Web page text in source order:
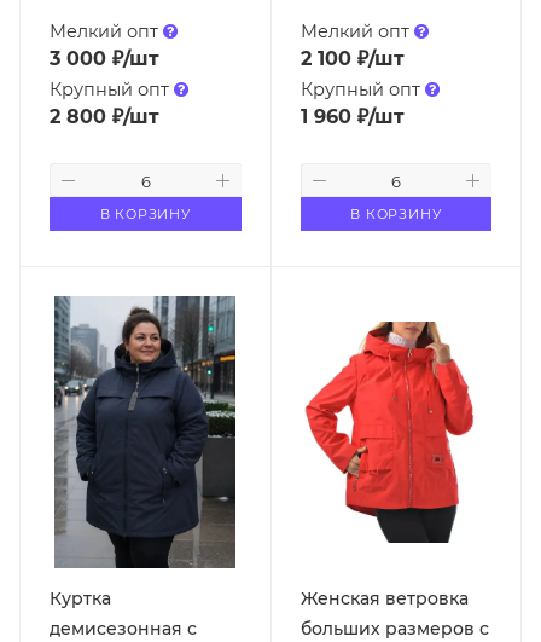
Мелкий опт
3 000 ₽/шт
Крупный опт
2 800 ₽/шт
В КОРЗИНУ
Мелкий опт
2 100₽/шт
Крупный опт
1 960₽/шт
В КОРЗИНУ
Куртка
демисезонная с
Женская ветровка
больших размеров с